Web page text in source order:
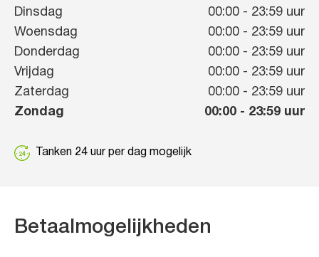
Dinsdag
00:00 - 23:59 uur
Woensdag
00:00 - 23:59 uur
Donderdag
00:00 - 23:59 uur
Vrijdag
00:00 - 23:59 uur
Zaterdag
00:00 - 23:59 uur
Zondag
00:00 - 23:59 uur
Tanken 24 uur per dag mogelijk
Betaalmogelijkheden